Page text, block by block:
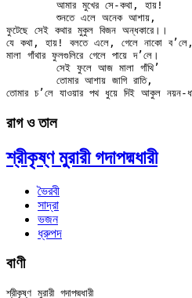
ফুটেছে সেই কথার মুকুল বিজন অন্ধকারে।।
যে কথা, হায়! বলতে এলে, গেলে নাকো ব’লে,
মালা গাঁথার ফুলগুলিরে গেলে পায়ে দ’লে।
রাগ ও তাল
শ্রীকৃষ্ণ মুরারী গদাপদ্মধারী
ভৈরবী
সাদ্রা
ভজন
ধ্রুপদ
বাণী
শ্রীকৃষ্ণ মুরারী গদাপদ্মধারী